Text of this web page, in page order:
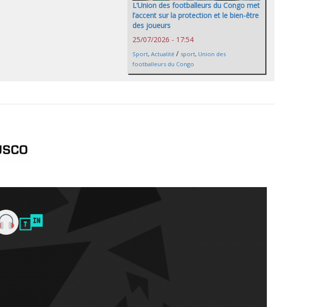
L’Union des footballeurs du Congo met
l’accent sur la protection et le bien-être
des joueurs
25/07/2026 - 17:54
Sport, Actualité / sport, Union des
footballeurs du Congo